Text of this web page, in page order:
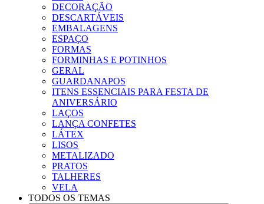
DECORAÇÃO
DESCARTÁVEIS
EMBALAGENS
ESPAÇO
FORMAS
FORMINHAS E POTINHOS
GERAL
GUARDANAPOS
ITENS ESSENCIAIS PARA FESTA DE
ANIVERSÁRIO
LAÇOS
LANÇA CONFETES
LÁTEX
LISOS
METALIZADO
PRATOS
TALHERES
VELA
TODOS OS TEMAS